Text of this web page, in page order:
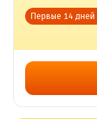
Первые 14 дней